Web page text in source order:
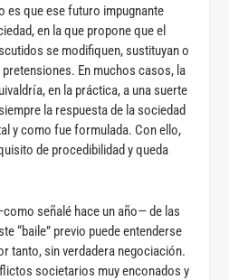
es que ese futuro impugnante
en la que propone que el
se modifiquen, sustituyan o
En muchos casos, la
en la práctica, a una suerte
la respuesta de la sociedad
y como fue formulada. Con ello,
de procedibilidad y queda
señalé hace un año— de las
“baile” previo puede entenderse
tanto, sin verdadera negociación.
societarios muy enconados y